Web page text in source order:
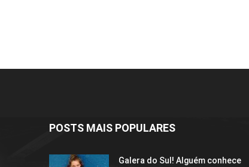
POSTS MAIS POPULARES
Galera do Sul! Alguém conhece